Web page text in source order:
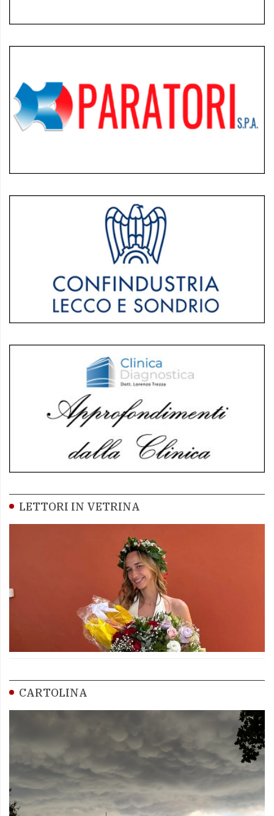
LETTORI IN VETRINA
CARTOLINA